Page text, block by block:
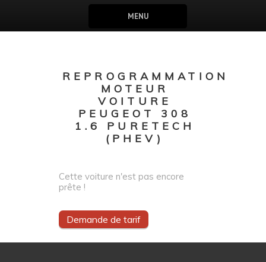
MENU
REPROGRAMMATION
MOTEUR
VOITURE
PEUGEOT 308
1.6 PURETECH
(PHEV)
Cette voiture n'est pas encore
prête !
Demande de tarif